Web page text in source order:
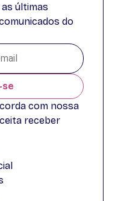
últimas
do
com nossa
receber